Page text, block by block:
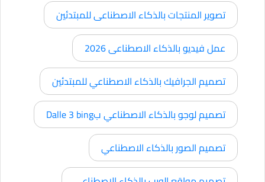
تصوير المنتجات بالذكاء الاصطناعى للمبتدئين
عمل فيديو بالذكاء الاصطناعى 2026
تصميم الجرافيك بالذكاء الاصطناعي للمبتدئين
تصميم لوجو بالذكاء الاصطناعي بDalle 3 bing
تصميم الصور بالذكاء الاصطناعي